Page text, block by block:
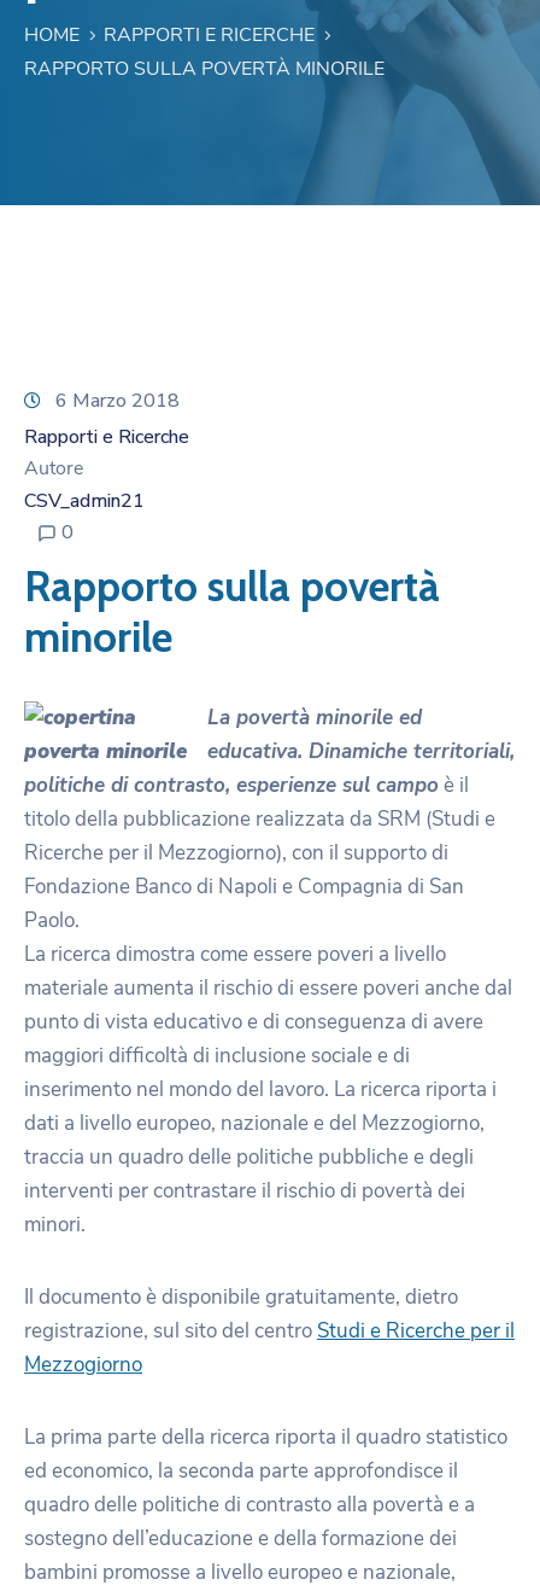
HOME
RAPPORTI E RICERCHE
RAPPORTO SULLA POVERTÀ MINORILE
6 Marzo 2018
Rapporti e Ricerche
Autore
CSV_admin21
0
Rapporto sulla povertà
minorile
La povertà minorile ed
educativa. Dinamiche territoriali,
politiche di contrasto, esperienze sul campo è il
titolo della pubblicazione realizzata da SRM (Studi e
Ricerche per il Mezzogiorno), con il supporto di
Fondazione Banco di Napoli e Compagnia di San
Paolo.
La ricerca dimostra come essere poveri a livello
materiale aumenta il rischio di essere poveri anche dal
punto di vista educativo e di conseguenza di avere
maggiori difficoltà di inclusione sociale e di
inserimento nel mondo del lavoro. La ricerca riporta i
dati a livello europeo, nazionale e del Mezzogiorno,
traccia un quadro delle politiche pubbliche e degli
interventi per contrastare il rischio di povertà dei
minori.
Il documento è disponibile gratuitamente, dietro
registrazione, sul sito del centro Studi e Ricerche per il
Mezzogiorno
La prima parte della ricerca riporta il quadro statistico
ed economico, la seconda parte approfondisce il
quadro delle politiche di contrasto alla povertà e a
sostegno dell’educazione e della formazione dei
bambini promosse a livello europeo e nazionale,